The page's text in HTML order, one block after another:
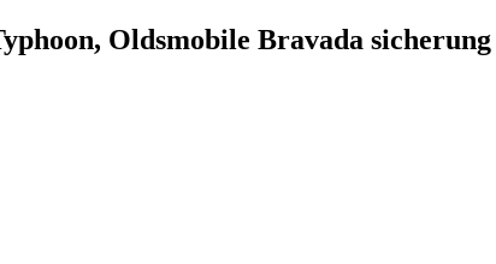
Oldsmobile Bravada